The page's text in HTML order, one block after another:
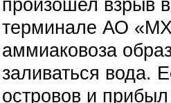
произошел взрыв
терминале АО
аммиаковоза
заливаться вода.
островов и